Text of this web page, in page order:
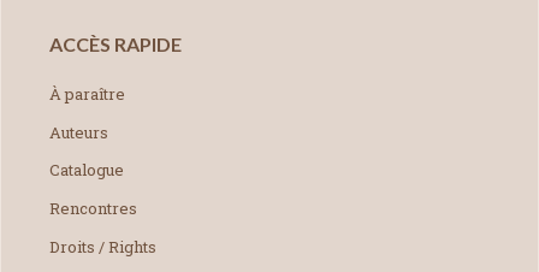
ACCÈS RAPIDE
À paraître
Auteurs
Catalogue
Rencontres
Droits / Rights